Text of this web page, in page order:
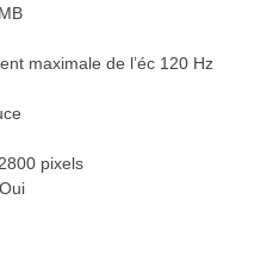
maximale de l’éc 120 Hz
pixels